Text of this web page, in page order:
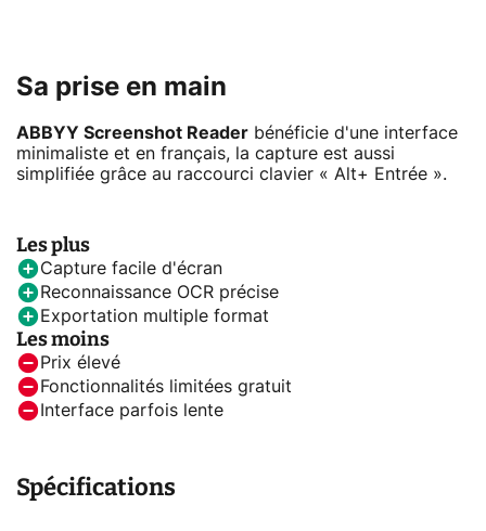
Sa prise en main
ABBYY Screenshot Reader bénéficie d'une interface
minimaliste et en français, la capture est aussi
simplifiée grâce au raccourci clavier « Alt+ Entrée ».
Les plus
Capture facile d'écran
Reconnaissance OCR précise
Exportation multiple format
Les moins
Prix élevé
Fonctionnalités limitées gratuit
Interface parfois lente
Spécifications